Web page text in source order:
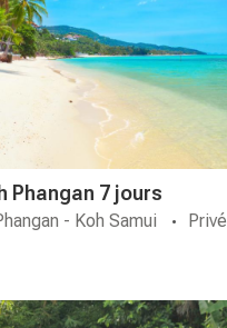
Phangan 7 jours
- Koh Samui Privé